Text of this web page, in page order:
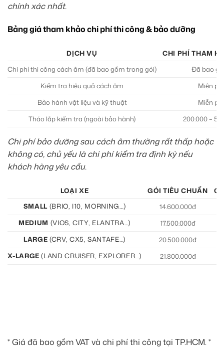
chính xác nhất.
Bảng giá tham khảo chi phí thi công & bảo dưỡng
DỊCH VỤ
CHI PHÍ THAM
Chi phí thi công cách âm (đã bao gồm trong gói)
Đã bao
Kiểm tra hiệu quả cách âm
Miễn phí
Bảo hành vật liệu và kỹ thuật
Miễn phí
Tháo lắp kiểm tra (ngoài bảo hành)
200.000 –
Chi phí bảo dưỡng sau cách âm thường rất thấp hoặc
không có, chủ yếu là chi phí kiểm tra định kỳ nếu
khách hàng yêu cầu.
LOẠI XE GÓI TIÊU CHUẨN
SMALL (BRIO, I10, MORNING…) 14.600.000đ
MEDIUM (VIOS, CITY, ELANTRA…) 17.500.000đ
LARGE (CRV, CX5, SANTAFE…) 20.500.000đ
X-LARGE(LAND CRUISER, EXPLORER…) 21.800.000đ
* Giá đã bao gồm VAT và chi phí thi công tại TP.HCM. *